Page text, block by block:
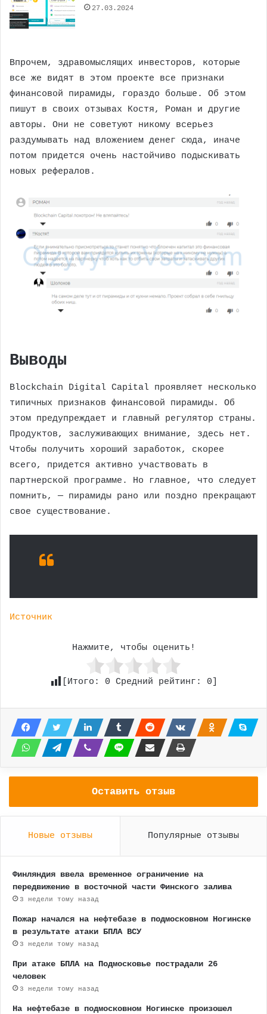
27.03.2024
Впрочем, здравомыслящих инвесторов, которые
все же видят в этом проекте все признаки
финансовой пирамиды, гораздо больше. Об этом
пишут в своих отзывах Костя, Роман и другие
авторы. Они не советуют никому всерьез
раздумывать над вложением денег сюда, иначе
потом придется очень настойчиво подыскивать
новых рефералов.
Выводы
Blockchain Digital Capital проявляет несколько
типичных признаков финансовой пирамиды. Об
этом предупреждает и главный регулятор страны.
Продуктов, заслуживающих внимание, здесь нет.
Чтобы получить хороший заработок, скорее
всего, придется активно участвовать в
партнерской программе. Но главное, что следует
помнить, — пирамиды рано или поздно прекращают
свое существование.
Источник
Нажмите, чтобы оценить!
[Итого: 0 Средний рейтинг: 0
Оставить отзыв
Новые отзывы Популярные отзывы
Финляндия ввела временное ограничение на
передвижение в восточной части Финского залива
3 недели тому назад
Пожар начался на нефтебазе в подмосковном Ногинске
в результате атаки БПЛА ВСУ
3 недели тому назад
При атаке БПЛА на Подмосковье пострадали 26
человек
3 недели тому назад
На нефтебазе в подмосковном Ногинске произошел